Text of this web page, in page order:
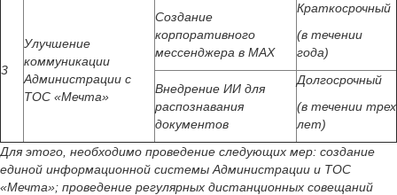
3
Улучшение
коммуникации
Администрации с
ТОС «Мечта»
Создание
корпоративного
мессенджера в МАХ
Краткосрочный
(в течении
года)
Внедрение ИИ для
распознавания
документов
Долгосрочный
(в течении трех
лет)
Для этого, необходимо проведение следующих мер: создание
единой информационной системы Администрации и ТОС
«Мечта»; проведение регулярных дистанционных совещаний